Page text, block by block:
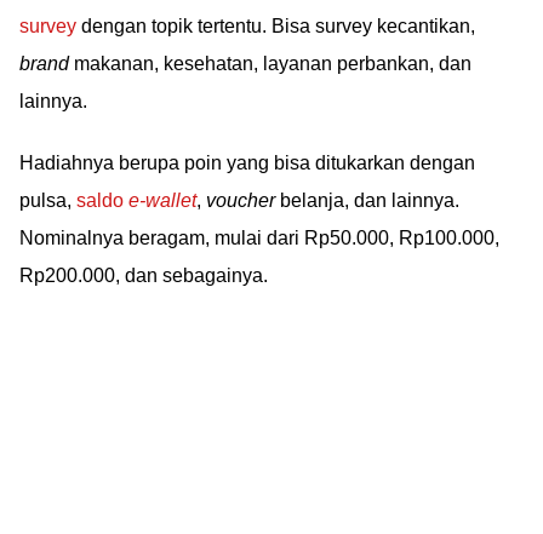
survey dengan topik tertentu. Bisa survey kecantikan,
brandmakanan, kesehatan, layanan perbankan, dan
lainnya.
Hadiahnya berupa poin yang bisa ditukarkan dengan
pulsa, saldo e-wallet, voucherbelanja, dan lainnya.
Nominalnya beragam, mulai dari Rp50.000, Rp100.000,
Rp200.000, dan sebagainya.